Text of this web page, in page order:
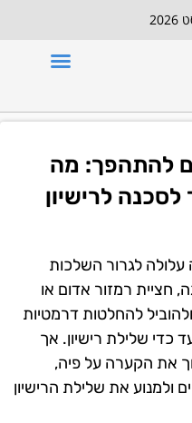
להתהפך: מה
לרישיון
לגרור השלכות
חציית רמזור אדום או
להחלטות דרמטיות
כדי שלילת רישיון. אך
את הקערה על פיה,
ולמנוע את שלילת הרישיון